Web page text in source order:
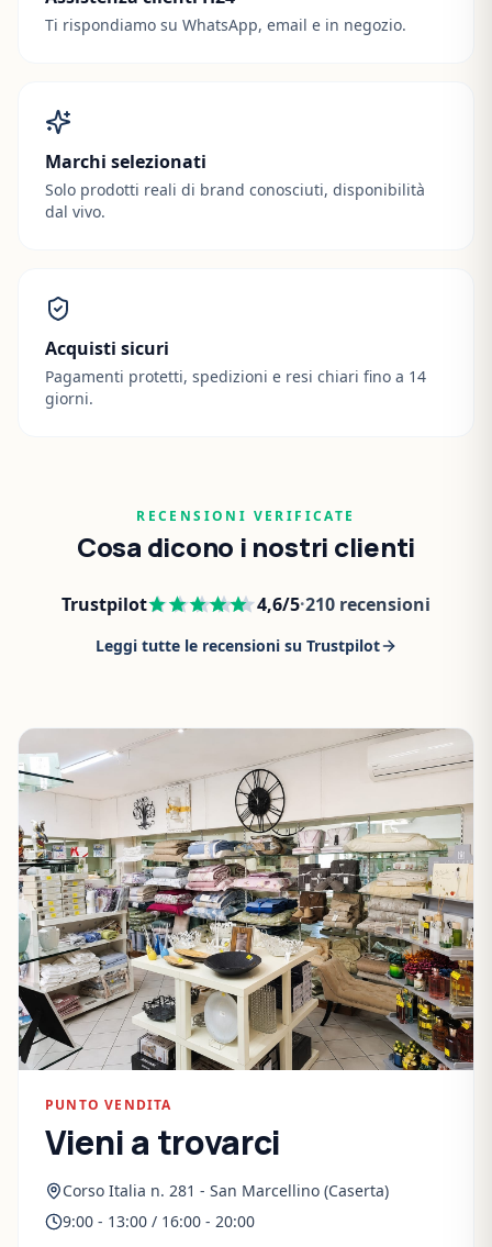
Ti rispondiamo su WhatsApp, email e in negozio.
Marchi selezionati
Solo prodotti reali di brand conosciuti, disponibilità
dal vivo.
Acquisti sicuri
Pagamenti protetti, spedizioni e resi chiari fino a 14
giorni.
RECENSIONI VERIFICATE
Cosa dicono i nostri clienti
Trustpilot 4,6/5·210 recensioni
Leggi tutte le recensioni su Trustpilot
PUNTO VENDITA
Vieni a trovarci
Corso Italia n. 281 - San Marcellino (Caserta)
9:00 - 13:00 / 16:00 - 20:00